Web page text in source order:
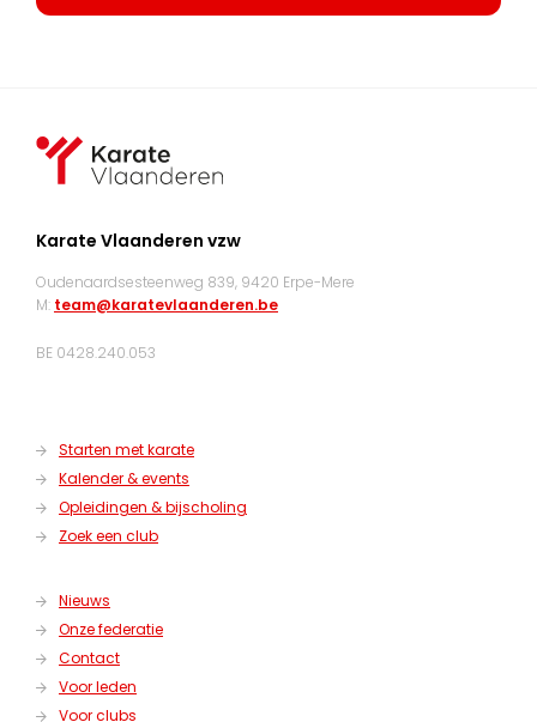
Karate Vlaanderen vzw
Oudenaardsesteenweg 839, 9420 Erpe-Mere
M: team@karatevlaanderen.be
BE 0428.240.053
Starten met karate
Kalender & events
Opleidingen & bijscholing
Zoek een club
Nieuws
Onze federatie
Contact
Voor leden
Voor clubs